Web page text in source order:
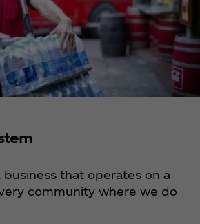
business that operates on a
community where we do